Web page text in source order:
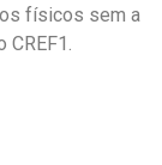
físicos sem a